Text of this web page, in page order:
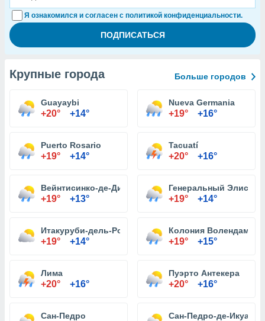
Я ознакомился и согласен с политикой конфиденциальности.
Крупные города Больше городов
Guayaybi
+20° +14°
Nueva Germania
+19° +16°
Puerto Rosario
+19° +14°
Tacuatí
+20° +16°
Вейнтисинко-де-Дисьембре
+19° +13°
Генеральный
+19° +14°
Итакуруби-дель-Росарио
+19° +14°
Колония Волендам
+19° +15°
Лима
+20° +16°
Пуэрто Антекера
+20° +16°
Сан-Педро Сан-Педро-де-